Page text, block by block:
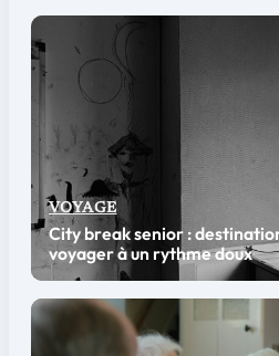
VOYAGE
City break senior :
voyager à un rythme doux